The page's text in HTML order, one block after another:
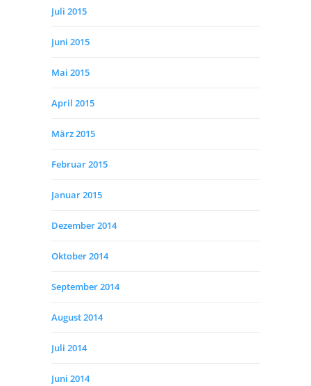
Juli 2015
Juni 2015
Mai 2015
April 2015
März 2015
Februar 2015
Januar 2015
Dezember 2014
Oktober 2014
September 2014
August 2014
Juli 2014
Juni 2014